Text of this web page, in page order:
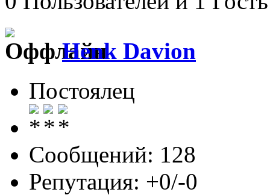
Henk Davion
Постоялец
Сообщений: 128
Репутация: +0/-0